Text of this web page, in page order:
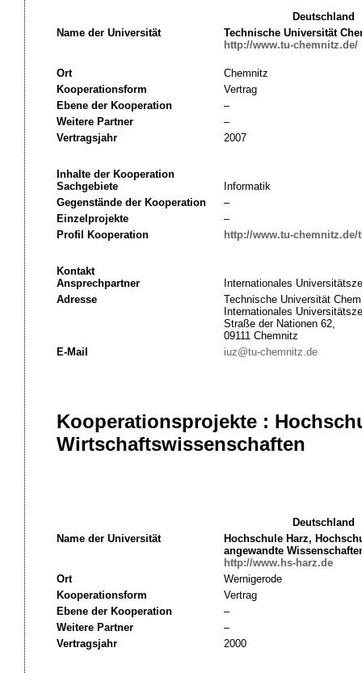
Deutschland
Name der Universität
Technische Universität
http://www.tu-chemnitz.de/
Ort
Chemnitz
Kooperationsform
Vertrag
Ebene der Kooperation
–
Weitere Partner
–
Vertragsjahr
2007
Inhalte der Kooperation
Sachgebiete
Informatik
Gegenstände der Kooperation
–
Einzelprojekte
–
Profil Kooperation
http://www.tu-chemnitz.de/
Kontakt
Ansprechpartner
Internationales
Adresse
Technische Universität
Internationales
Straße der Nationen 62,
09111 Chemnitz
E-Mail
iuz@tu-chemnitz.de
Kooperationsprojekte :
Wirtschaftswissenschaften
Deutschland
Name der Universität
Hochschule Harz,
angewandte
http://www.hs-harz.de
Ort
Wernigerode
Kooperationsform
Vertrag
Ebene der Kooperation
–
Weitere Partner
–
Vertragsjahr
2000